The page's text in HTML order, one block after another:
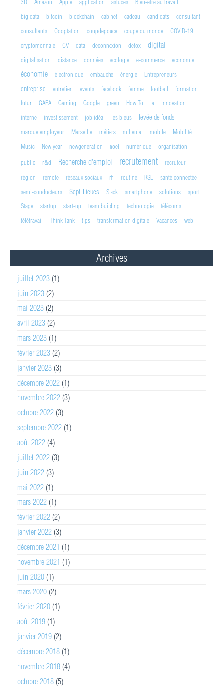
3D Amazon Apple application astuces
Bien-être au travail
big data
bitcoin blockchain cabinet cadeau candidats
consultant
consultants
Cooptation coupdepouce coupe du monde
COVID-19
cryptomonnaie
CV data deconnexion detox digital
digitalisation distance données ecologie e-commerce economie
économie électronique embauche énergie Entrepreneurs
entreprise entretien events facebook femme football
formation
futur
GAFA Gaming Google green How To ia
innovation
interne
investissement job idéal les bleus levée de fonds
marque employeur Marseille métiers millenial mobile
Mobilité
Music
New year newgeneration noel numérique
organisation
public
r&d Recherche d'emploi recrutement
recruteur
région
remote réseaux sociaux rh routine RSE
santé connectée
semi-conducteurs
Sept-Lieues Slack smartphone solutions
sport
Stage
startup start-up team building technologie
télécoms
télétravail
Think Tank tips transformation digitale Vacances web
Archives
juillet 2023 (1)
juin 2023 (2)
mai 2023 (2)
avril 2023 (2)
mars 2023 (1)
février 2023 (2)
janvier 2023 (3)
décembre 2022 (1)
novembre 2022 (3)
octobre 2022 (3)
septembre 2022 (1)
août 2022 (4)
juillet 2022 (3)
juin 2022 (3)
mai 2022 (1)
mars 2022 (1)
février 2022 (2)
janvier 2022 (3)
décembre 2021 (1)
novembre 2021 (1)
juin 2020 (1)
mars 2020 (2)
février 2020 (1)
août 2019 (1)
janvier 2019 (2)
décembre 2018 (1)
novembre 2018 (4)
octobre 2018 (5)